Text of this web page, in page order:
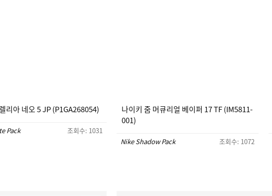
리아 네오 5 JP (P1GA268054)
Pack 조회수: 1031
나이키 줌 머큐리얼 베이퍼 17 TF (IM5811-
001)
Nike Shadow Pack 조회수: 1072